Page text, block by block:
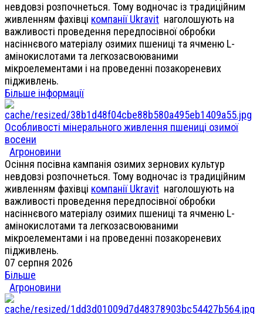
невдовзі розпочнеться. Тому водночас із традиційним
живленням фахівці компанії Ukravit наголошують на
важливості проведення передпосівної обробки
насіннєвого матеріалу озимих пшениці та ячменю L-
амінокислотами та легкозасвоюваними
мікроелементами і на проведенні позакореневих
підживлень.
Більше інформації
Особливості мінерального живлення пшениці озимої
восени
Агроновини
Осіння посівна кампанія озимих зернових культур
невдовзі розпочнеться. Тому водночас із традиційним
живленням фахівці компанії Ukravit наголошують на
важливості проведення передпосівної обробки
насіннєвого матеріалу озимих пшениці та ячменю L-
амінокислотами та легкозасвоюваними
мікроелементами і на проведенні позакореневих
підживлень.
07 серпня 2026
Більше
Агроновини